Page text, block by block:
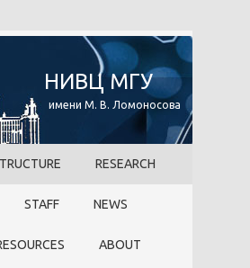
НИВЦ МГУ
имени М. В. Ломоносова
RESEARCH
STAFF NEWS
ABOUT